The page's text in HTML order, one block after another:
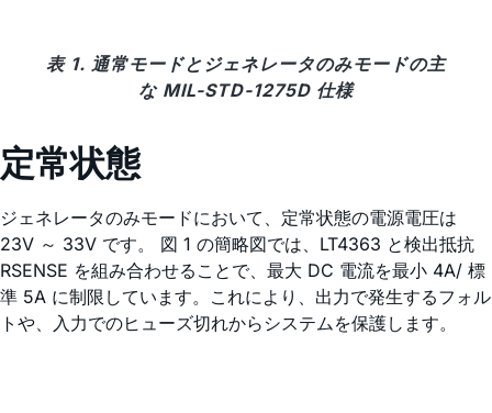
表 1. 通常モードとジェネレータのみモードの主
な MIL-STD-1275D 仕様
定常状態
ジェネレータのみモードにおいて、定常状態の電源電圧は
23V ～ 33V です。 図 1 の簡略図では、LT4363 と検出抵抗
RSENSE を組み合わせることで、最大 DC 電流を最小 4A/ 標
準 5A に制限しています。これにより、出力で発生するフォル
トや、入力でのヒューズ切れからシステムを保護します。